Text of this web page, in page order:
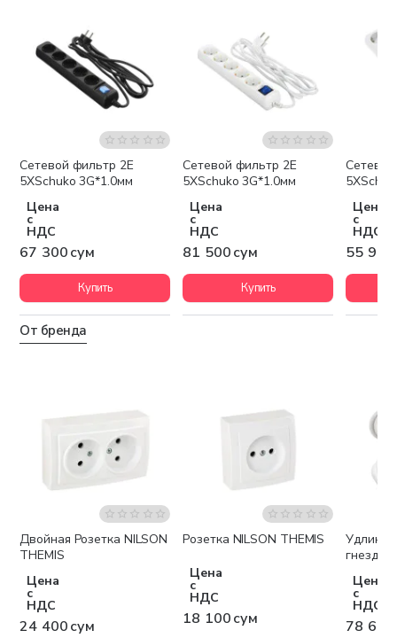
Сетевой фильтр 2Е
5XSchuko 3G*1.0мм
Цена
с
НДС
67 300 сум
Купить
Сетевой фильтр 2Е
5XSchuko 3G*1.0мм
Цена
с
НДС
81 500 сум
Купить
Цена
с
НДС
55 900
От бренда
Двойная Розетка NILSON
THEMIS
Цена
с
НДС
24 400 сум
Розетка NILSON THEMIS
Цена
с
НДС
18 100 сум
гнезда
Цена
с
НДС
78 600